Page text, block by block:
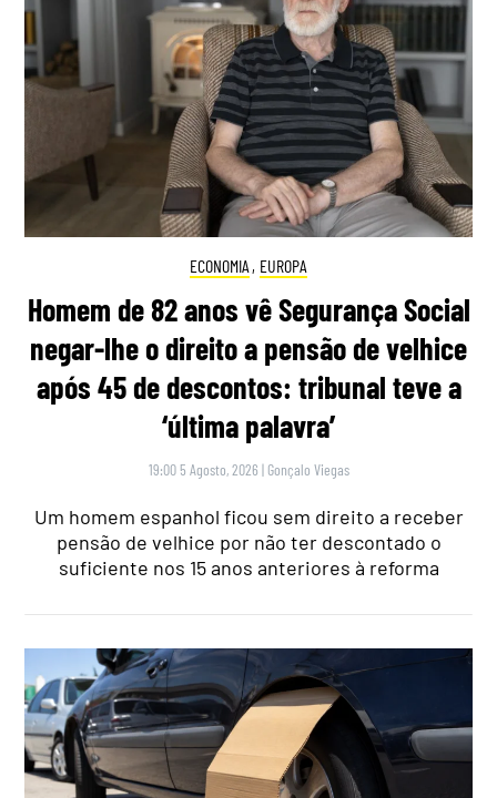
ECONOMIA , EUROPA
Homem de 82 anos vê Segurança Social
negar-lhe o direito a pensão de velhice
após 45 de descontos: tribunal teve a
‘última palavra’
19:00 5 Agosto, 2026 | Gonçalo Viegas
Um homem espanhol ficou sem direito a receber
pensão de velhice por não ter descontado o
suficiente nos 15 anos anteriores à reforma